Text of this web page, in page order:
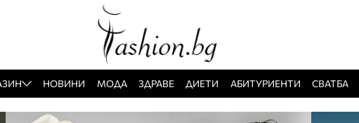
НОВИНИ МОДА ЗДРАВЕ ДИЕТИ АБИТУРИЕНТИ СВАТБА